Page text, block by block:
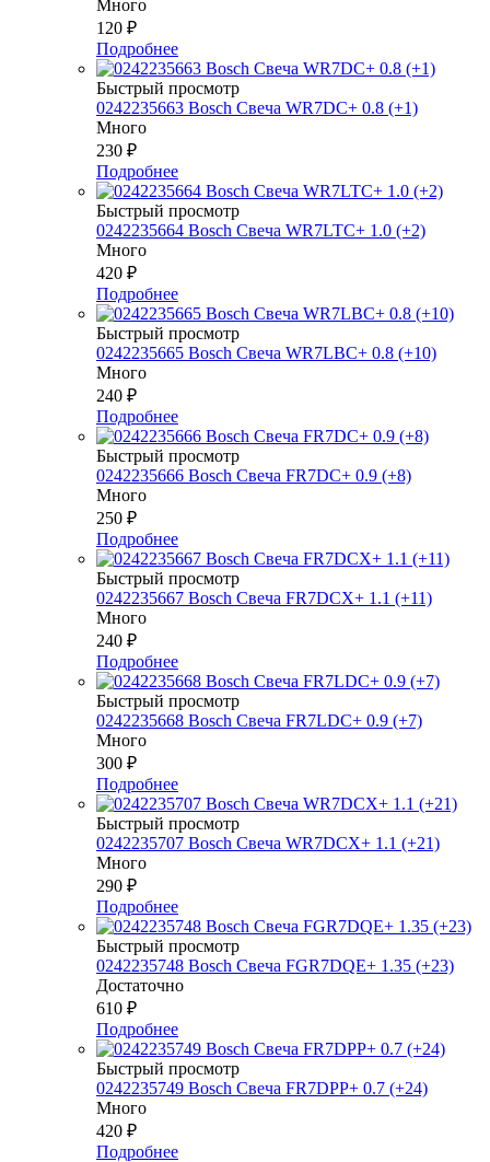
Много
120 ₽
Подробнее
Быстрый просмотр
0242235663 Bosch Свеча WR7DC+ 0.8 (+1)
Много
230 ₽
Подробнее
Быстрый просмотр
0242235664 Bosch Свеча WR7LTC+ 1.0 (+2)
Много
420 ₽
Подробнее
Быстрый просмотр
0242235665 Bosch Свеча WR7LBC+ 0.8 (+10)
Много
240 ₽
Подробнее
Быстрый просмотр
0242235666 Bosch Свеча FR7DC+ 0.9 (+8)
Много
250 ₽
Подробнее
Быстрый просмотр
0242235667 Bosch Свеча FR7DCX+ 1.1 (+11)
Много
240 ₽
Подробнее
Быстрый просмотр
0242235668 Bosch Свеча FR7LDC+ 0.9 (+7)
Много
300 ₽
Подробнее
Быстрый просмотр
0242235707 Bosch Свеча WR7DCX+ 1.1 (+21)
Много
290 ₽
Подробнее
Быстрый просмотр
0242235748 Bosch Свеча FGR7DQE+ 1.35 (+23)
Достаточно
610 ₽
Подробнее
Быстрый просмотр
0242235749 Bosch Свеча FR7DPP+ 0.7 (+24)
Много
420 ₽
Подробнее